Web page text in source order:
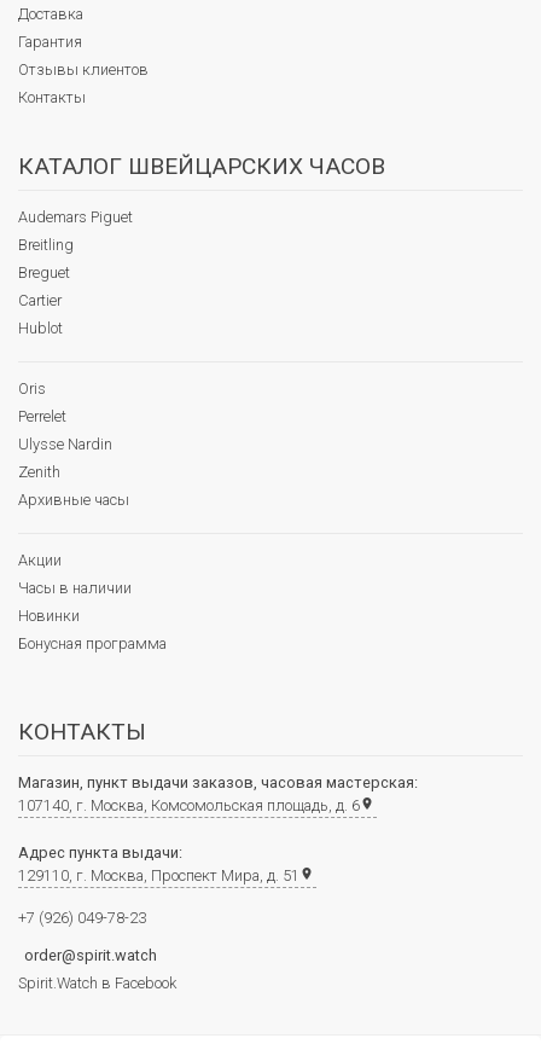
Доставка
Гарантия
Отзывы клиентов
Контакты
КАТАЛОГ ШВЕЙЦАРСКИХ ЧАСОВ
Audemars Piguet
Breitling
Breguet
Cartier
Hublot
Oris
Perrelet
Ulysse Nardin
Zenith
Архивные часы
Акции
Часы в наличии
Новинки
Бонусная программа
КОНТАКТЫ
Магазин, пункт выдачи заказов, часовая мастерская:
107140, г. Москва, Комсомольская площадь, д. 6place
Адрес пункта выдачи:
129110, г. Москва, Проспект Мира, д. 51 place
+7 (926) 049-78-23
order@spirit.watch
Spirit.Watch в Facebook